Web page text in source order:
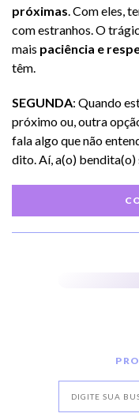
próximas . Com eles,
com estranhos. O
mais paciência e
têm.
SEGUNDA: Quando
próximo ou, outra
fala algo que não
dito. Aí, a(o) bendita(o)